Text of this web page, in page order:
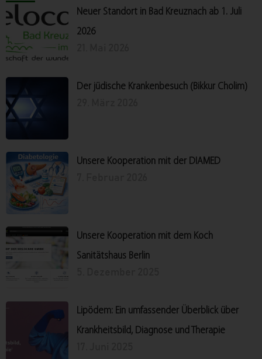
Neuer Standort in Bad Kreuznach ab 1. Juli
2026
Der jüdische Krankenbesuch (Bikkur Cholim)
Unsere Kooperation mit der DIAMED
Unsere Kooperation mit dem Koch
Sanitätshaus Berlin
Lipödem: Ein umfassender Überblick über
Krankheitsbild, Diagnose und Therapie